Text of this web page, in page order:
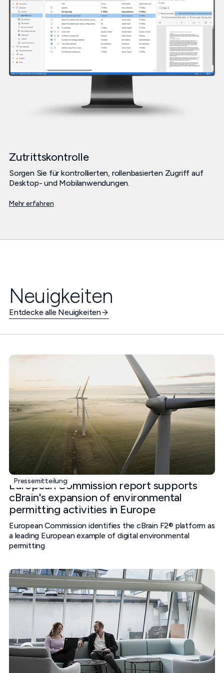
Zutrittskontrolle
Sorgen Sie für kontrollierten, rollenbasierten Zugriff auf
Desktop- und Mobilanwendungen.
Mehr erfahren
Neuigkeiten
Entdecke alle Neuigkeiten
Pressemitteilung
European Commission report supports
cBrain's expansion of environmental
permitting activities in Europe
European Commission identifies the cBrain F2® platform as
a leading European example of digital environmental
permitting